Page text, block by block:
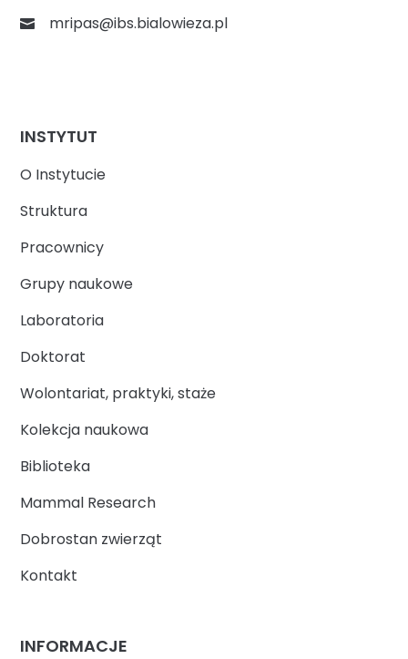
mripas@ibs.bialowieza.pl
INSTYTUT
O Instytucie
Struktura
Pracownicy
Grupy naukowe
Laboratoria
Doktorat
Wolontariat, praktyki, staże
Kolekcja naukowa
Biblioteka
Mammal Research
Dobrostan zwierząt
Kontakt
INFORMACJE